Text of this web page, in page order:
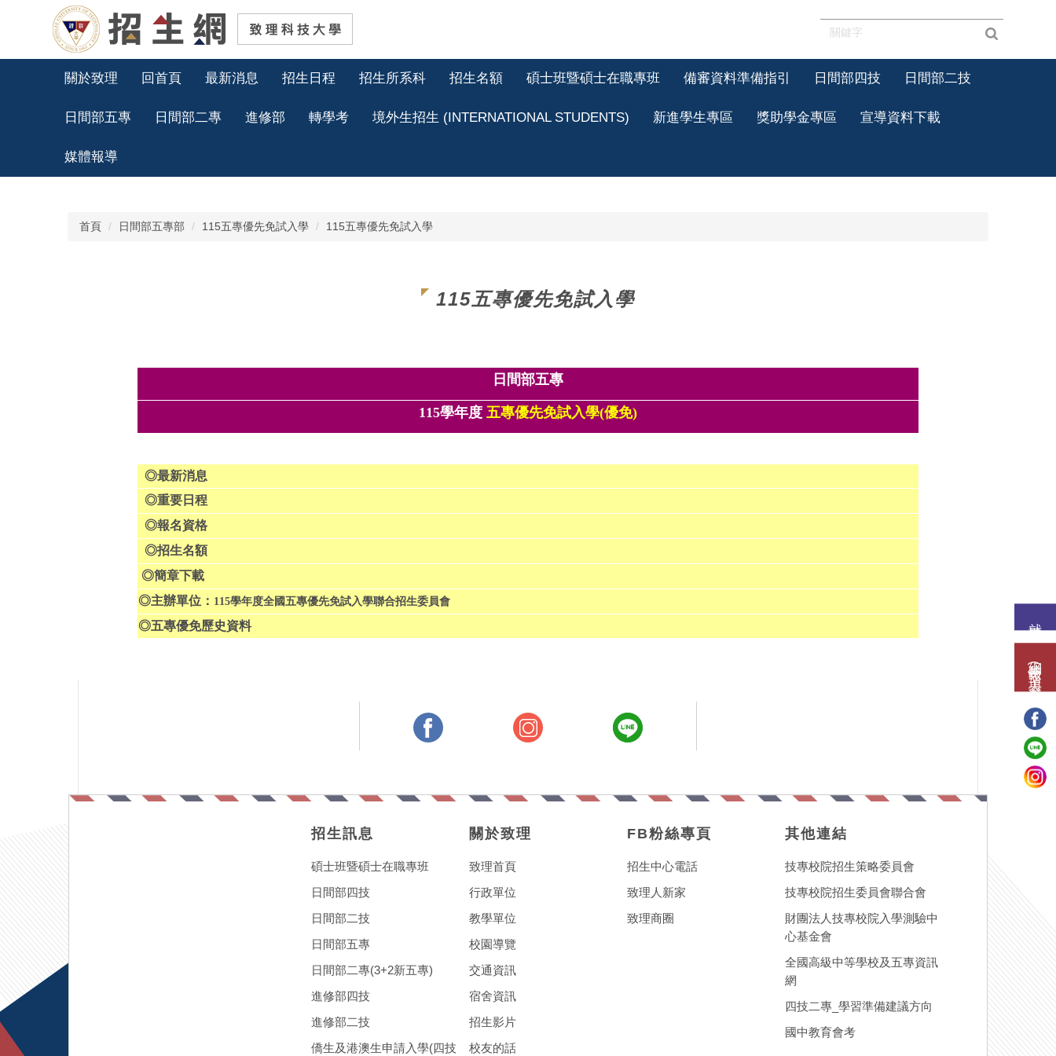
要
關於致理 回首頁 最新消息 招生日程 招生所系科 招生名額 碩士班暨碩士在職專班 備審資料準備指引 日間部四技 日間部二技
日間部五專 日間部二專 進修部 轉學考 境外生招生 (INTERNATIONAL STUDENTS) 新進學生專區 獎助學金專區 宣導資料下載
媒體報導
網路報名(填表)系統
首頁 日間部五專部 115五專優先免試入學 115五專優先免試入學
115五專優先免試入學
日間部五專
115學年度 五專優先免試入學(優免)
◎最新消息
◎重要日程
◎報名資格
◎招生名額
◎簡章下載
◎主辦單位： 115學年度全國五專優先免試入學聯合招生委員會
◎五專優免歷史資料
招生訊息
碩士班暨碩士在職專班
日間部四技
日間部二技
日間部五專
日間部二專(3+2新五專)
進修部四技
進修部二技
僑生及港澳生申請入學(四技
關於致理
致理首頁
行政單位
教學單位
校園導覽
交通資訊
宿舍資訊
招生影片
校友的話
FB粉絲專頁
招生中心電話
致理人新家
致理商圈
其他連結
技專校院招生策略委員會
技專校院招生委員會聯合會
財團法人技專校院入學測驗中
心基金會
全國高級中等學校及五專資訊
網
四技二專_學習準備建議方向
國中教育會考